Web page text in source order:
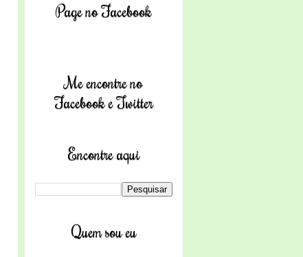
Page no Facebook
Me encontre no
Facebook e Twitter
Encontre aqui
Quem sou eu